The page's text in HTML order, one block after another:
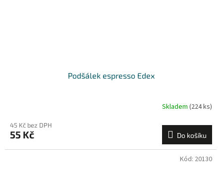
Podšálek espresso Edex
Skladem (224 ks)
45 Kč bez DPH
55 Kč Do košíku
Kód: 20130